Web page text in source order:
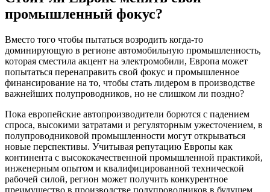
промышленный фокус?
Вместо того чтобы пытаться возродить когда-то
доминирующую в регионе автомобильную промышленность,
которая сместила акцент на электромобили, Европа может
попытаться перенаправить свой фокус и промышленное
финансирование на то, чтобы стать лидером в производстве
важнейших полупроводников, но не слишком ли поздно?
Пока европейские автопроизводители борются с падением
спроса, высокими затратами и регуляторным ужесточением, в
полупроводниковой промышленности могут открываться
новые перспективы. Учитывая репутацию Европы как
континента с высококачественной промышленной практикой,
инженерным опытом и квалифицированной технической
рабочей силой, регион может получить конкурентное
преимущество в производстве полупроводников в будущем.